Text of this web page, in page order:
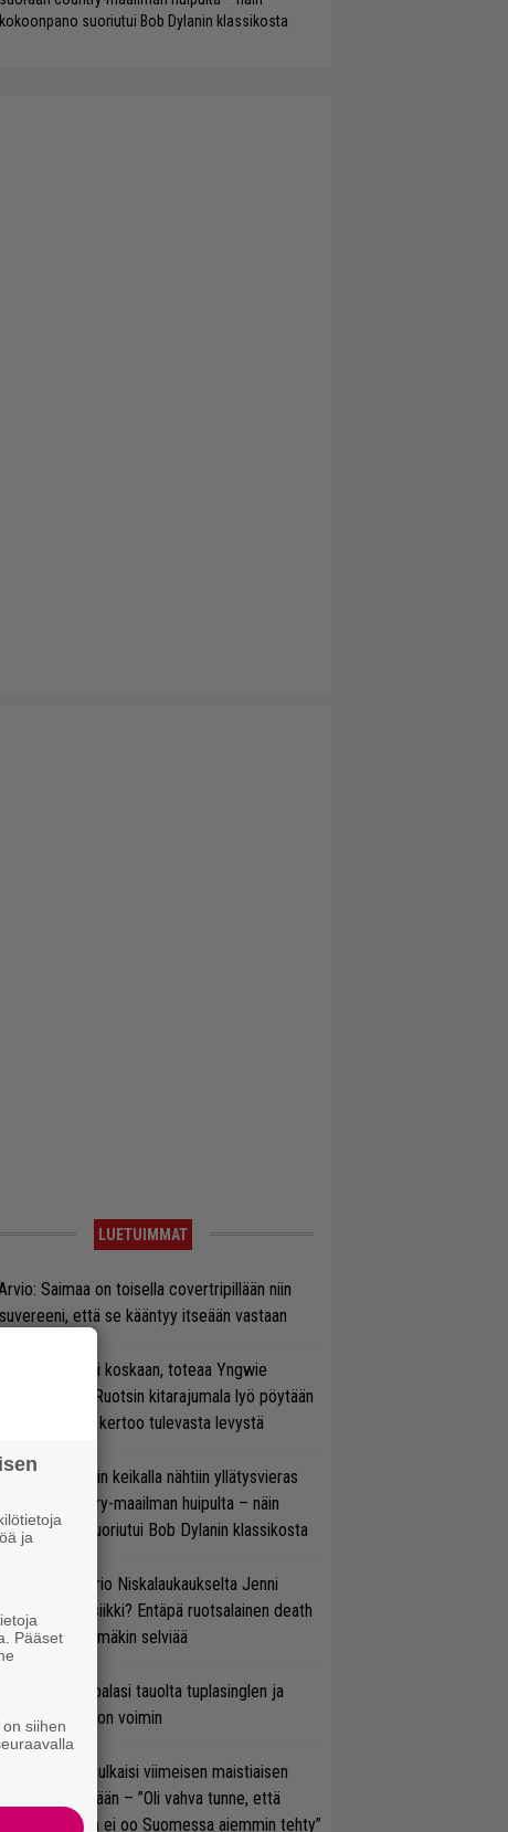
kokoonpano suoriutui Bob Dylanin klassikosta
LUETUIMMAT
Saimaa on toisella covertripillään niin
suvereeni, että se kääntyy itseään vastaan
Se on nyt tai ei koskaan, toteaa Yngwie
Malmsteen – Ruotsin kitarajumala lyö pöytään
uuden biisin ja kertoo tulevasta levystä
N’ Rosesin keikalla nähtiin yllätysvieras
suoraan country-maailman huipulta – näin
suoriutui Bob Dylanin klassikosta
Miten taipuu Trio Niskalaukaukselta Jenni
musiikki? Entäpä ruotsalainen death
Pian tämäkin selviää
Blind Channel palasi tauolta tuplasinglen ja
näyttävän videon voimin
Marko Annala julkaisi viimeisen maistiaisen
soolodebyytiltään – ”Oli vahva tunne, että
tällaista musaa ei oo Suomessa aiemmin tehty”
ja
Pääset
siihen